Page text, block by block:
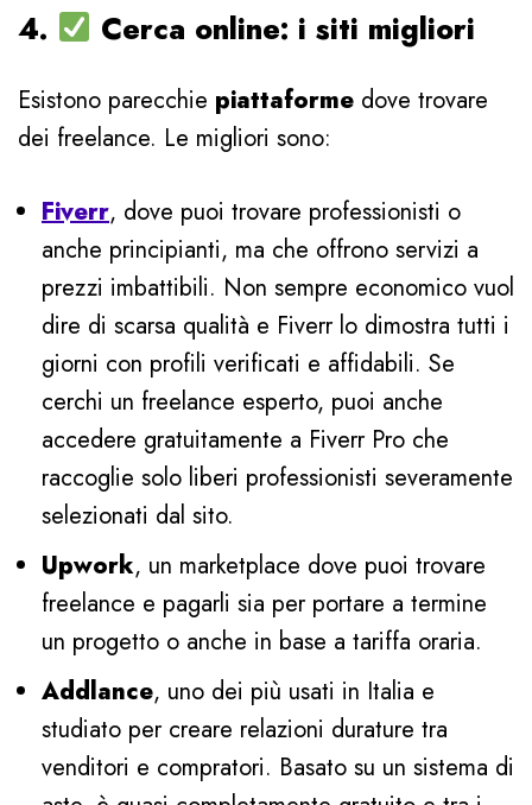
4. Cerca online: i siti migliori
Esistono parecchie piattaforme dove trovare
dei freelance. Le migliori sono:
Fiverr, dove puoi trovare professionisti o
anche principianti, ma che offrono servizi a
prezzi imbattibili. Non sempre economico vuol
dire di scarsa qualità e Fiverr lo dimostra tutti i
giorni con profili verificati e affidabili. Se
cerchi un freelance esperto, puoi anche
accedere gratuitamente a Fiverr Pro che
raccoglie solo liberi professionisti severamente
selezionati dal sito.
Upwork, un marketplace dove puoi trovare
freelance e pagarli sia per portare a termine
un progetto o anche in base a tariffa oraria.
Addlance, uno dei più usati in Italia e
studiato per creare relazioni durature tra
venditori e compratori. Basato su un sistema di